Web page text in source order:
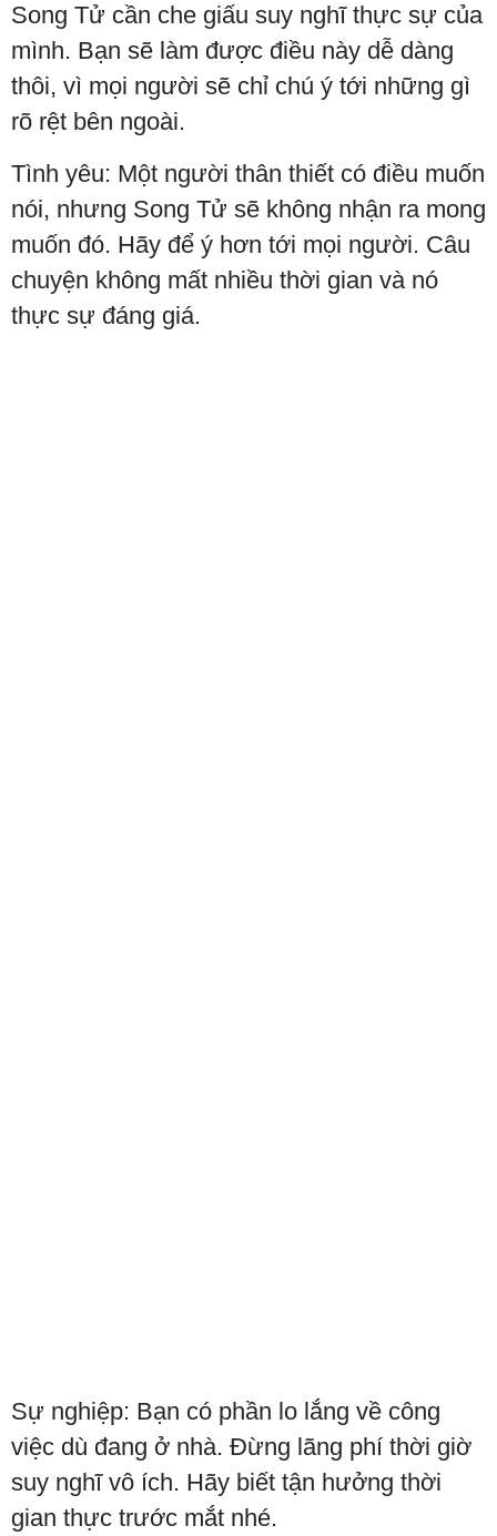
Song Tử cần che giấu suy nghĩ thực sự của
mình. Bạn sẽ làm được điều này dễ dàng
thôi, vì mọi người sẽ chỉ chú ý tới những gì
rõ rệt bên ngoài.
Tình yêu: Một người thân thiết có điều muốn
nói, nhưng Song Tử sẽ không nhận ra mong
muốn đó. Hãy để ý hơn tới mọi người. Câu
chuyện không mất nhiều thời gian và nó
thực sự đáng giá.
Sự nghiệp: Bạn có phần lo lắng về công
việc dù đang ở nhà. Đừng lãng phí thời giờ
suy nghĩ vô ích. Hãy biết tận hưởng thời
gian thực trước mắt nhé.